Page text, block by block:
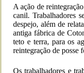
A ação de
canil. Trabalhadores
despejo, além de
antiga fábrica de
teto e terra, para os
reintegração de
Os trabalhadores e